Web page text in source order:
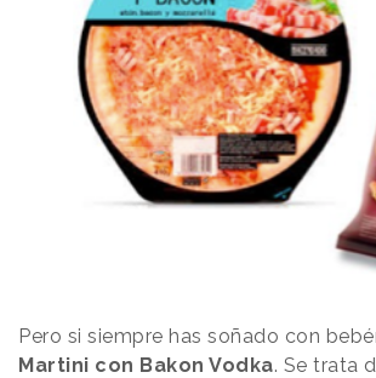
Pero si siempre has soñado con
Martini con Bakon Vodka. Se trata